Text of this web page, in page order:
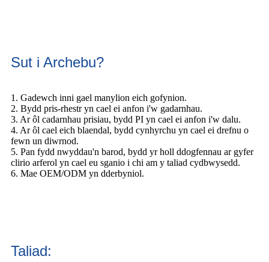
Sut i Archebu?
1. Gadewch inni gael manylion eich gofynion.
2. Bydd pris-rhestr yn cael ei anfon i'w gadarnhau.
3. Ar ôl cadarnhau prisiau, bydd PI yn cael ei anfon i'w dalu.
4. Ar ôl cael eich blaendal, bydd cynhyrchu yn cael ei drefnu o
fewn un diwrnod.
5. Pan fydd nwyddau'n barod, bydd yr holl ddogfennau ar gyfer
clirio arferol yn cael eu sganio i chi am y taliad cydbwysedd.
6. Mae OEM/ODM yn dderbyniol.
Taliad: